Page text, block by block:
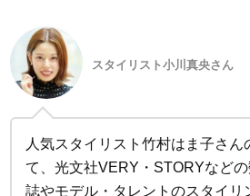
スタイリスト小川真央さん
人気スタイリスト竹村はま子さん
て、光文社VERY・STORYなど
誌やモデル・タレントのスタイリ